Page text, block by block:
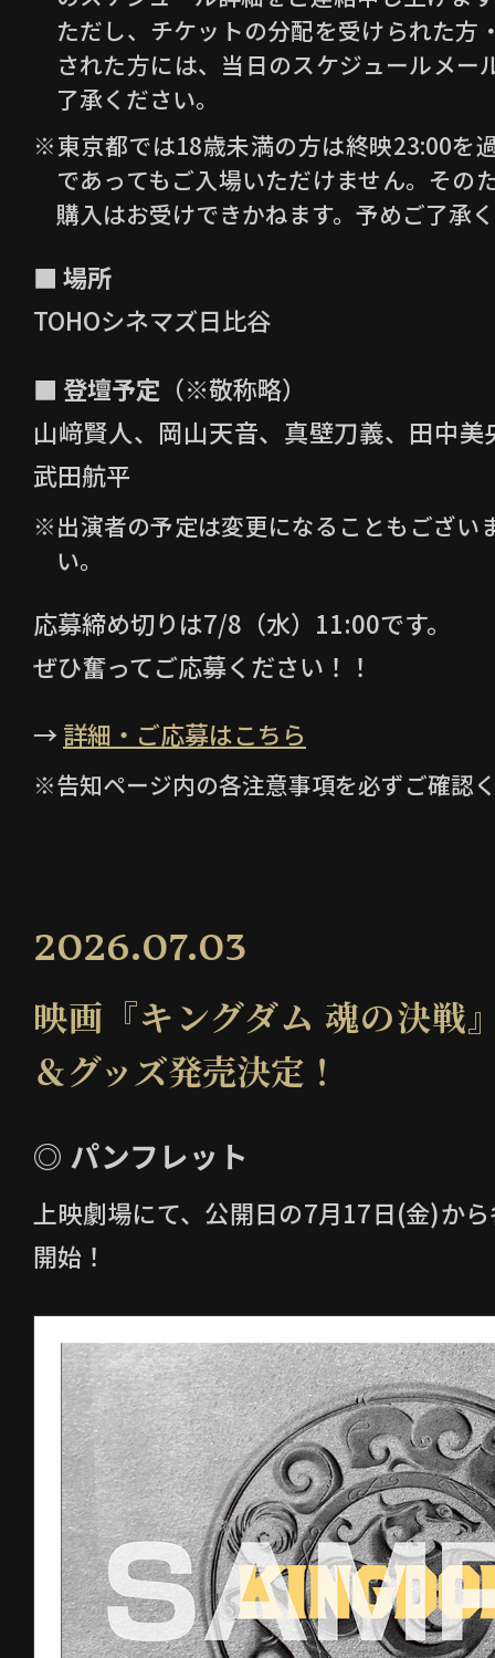
ください。
・当社とX(旧Twitter)、 X社、
ャンペーン実施に関して提携関係、代
係その他の契約関係はございません。
・当社は、本キャンペーンの内容を、予
います。
・X(旧Twitter)は米国およびその他の国
たは登録商標です。
Inc.の商標または登録商標です。
ただし、チケットの分配を受けられた方
された方には、当日のスケジュールメー
了承ください。
※東京都では18歳未満の方は終映23:00を
であってもご入場いただけません。その
購入はお受けできかねます。予めご了承
■ 場所
TOHOシネマズ日比谷
■ 登壇予定 （※敬称略）
山﨑賢人、岡山天音、真壁刀義、田中
武田航平
※出演者の予定は変更になることもござい
い。
応募締め切りは7/8（水）11:00です。
ぜひ奮ってご応募ください！！
→ 詳細・ご応募はこちら
※告知ページ内の各注意事項を必ずご確認
2026.07.03
映画『キングダム 魂の決戦
＆グッズ発売決定！
◎ パンフレット
上映劇場にて、公開日の7月17日(金)か
開始！